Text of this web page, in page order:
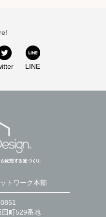
LINE
トワーク本部
田町529番地